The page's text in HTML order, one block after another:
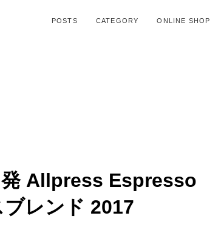
POSTS CATEGORY ONLINE SHOP
Allpress Espresso
レンド 2017